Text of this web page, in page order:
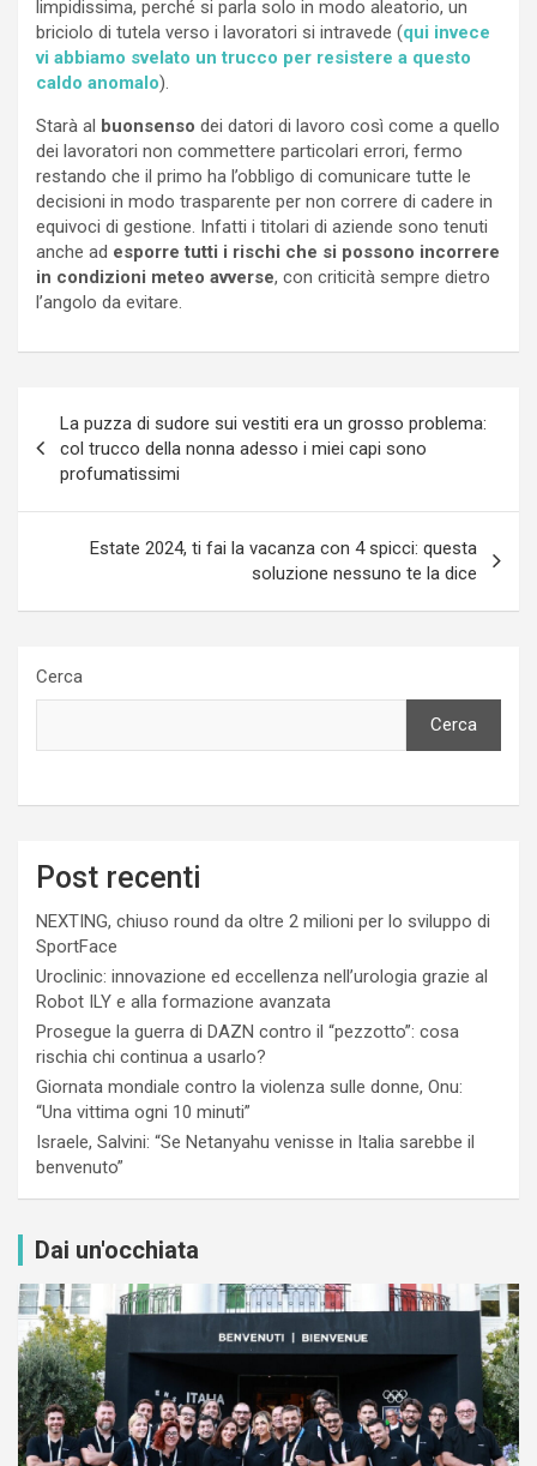
limpidissima, perché si parla solo in modo aleatorio, un
briciolo di tutela verso i lavoratori si intravede (qui invece
vi abbiamo svelato un trucco per resistere a questo
caldo anomalo).
Starà al buonsenso dei datori di lavoro così come a quello
dei lavoratori non commettere particolari errori, fermo
restando che il primo ha l’obbligo di comunicare tutte le
decisioni in modo trasparente per non correre di cadere in
equivoci di gestione. Infatti i titolari di aziende sono tenuti
anche ad esporre tutti i rischi che si possono incorrere
in condizioni meteo avverse, con criticità sempre dietro
l’angolo da evitare.
articoli
La puzza di sudore sui vestiti era un grosso problema:
col trucco della nonna adesso i miei capi sono
profumatissimi
Estate 2024, ti fai la vacanza con 4 spicci: questa
soluzione nessuno te la dice
Cerca
Cerca
Post recenti
NEXTING, chiuso round da oltre 2 milioni per lo sviluppo di
SportFace
Uroclinic: innovazione ed eccellenza nell’urologia grazie al
Robot ILY e alla formazione avanzata
Prosegue la guerra di DAZN contro il “pezzotto”: cosa
rischia chi continua a usarlo?
Giornata mondiale contro la violenza sulle donne, Onu:
“Una vittima ogni 10 minuti”
Israele, Salvini: “Se Netanyahu venisse in Italia sarebbe il
benvenuto”
Dai un'occhiata